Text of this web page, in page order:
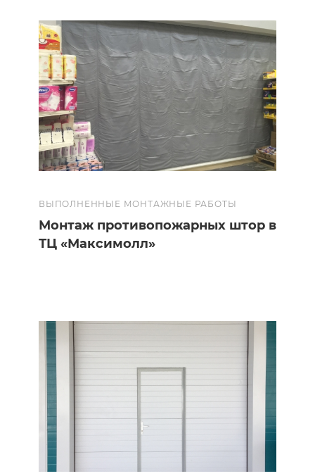
ВЫПОЛНЕННЫЕ МОНТАЖНЫЕ РАБОТЫ
Монтаж противопожарных штор в
ТЦ «Максимолл»